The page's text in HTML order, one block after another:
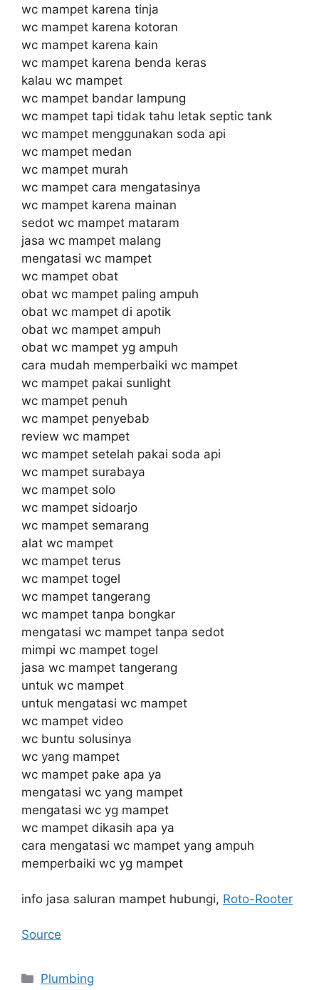
wc mampet karena tinja
wc mampet karena kotoran
wc mampet karena kain
wc mampet karena benda keras
kalau wc mampet
wc mampet bandar lampung
wc mampet tapi tidak tahu letak septic tank
wc mampet menggunakan soda api
wc mampet medan
wc mampet murah
wc mampet cara mengatasinya
wc mampet karena mainan
sedot wc mampet mataram
jasa wc mampet malang
mengatasi wc mampet
wc mampet obat
obat wc mampet paling ampuh
obat wc mampet di apotik
obat wc mampet ampuh
obat wc mampet yg ampuh
cara mudah memperbaiki wc mampet
wc mampet pakai sunlight
wc mampet penuh
wc mampet penyebab
review wc mampet
wc mampet setelah pakai soda api
wc mampet surabaya
wc mampet solo
wc mampet sidoarjo
wc mampet semarang
alat wc mampet
wc mampet terus
wc mampet togel
wc mampet tangerang
wc mampet tanpa bongkar
mengatasi wc mampet tanpa sedot
mimpi wc mampet togel
jasa wc mampet tangerang
untuk wc mampet
untuk mengatasi wc mampet
wc mampet video
wc buntu solusinya
wc yang mampet
wc mampet pake apa ya
mengatasi wc yang mampet
mengatasi wc yg mampet
wc mampet dikasih apa ya
cara mengatasi wc mampet yang ampuh
memperbaiki wc yg mampet
info jasa saluran mampet hubungi, Roto-Rooter
Source
Kategori
Plumbing